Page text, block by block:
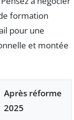
formation
pour une
et montée
Après réforme
2025